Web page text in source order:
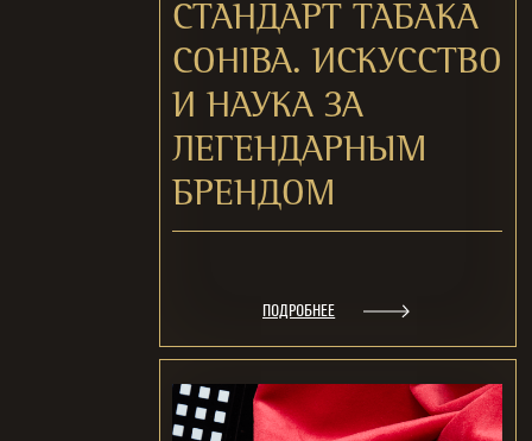
СТАНДАРТ ТАБАКА
COHIBA. ИСКУССТВО
И НАУКА ЗА
ЛЕГЕНДАРНЫМ
БРЕНДОМ
ПОДРОБНЕЕ